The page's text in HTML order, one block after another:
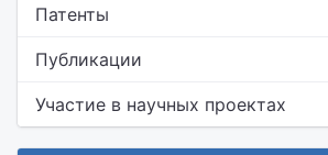
Патенты
Публикации
Участие в научных проектах